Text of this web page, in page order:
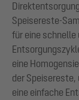
Speisereste-
für eine schnelle
eine
der Speisereste,
eine einfache